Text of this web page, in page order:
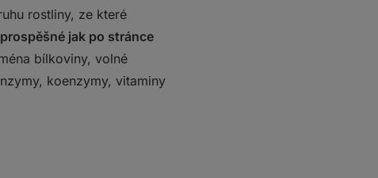
rostliny, ze které
jak po stránce
bílkoviny, volné
koenzymy, vitaminy